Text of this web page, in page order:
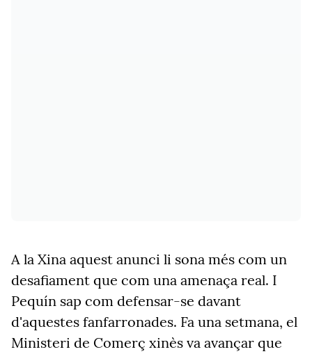
A la Xina aquest anunci li sona més com un
desafiament que com una amenaça real. I
Pequín sap com defensar-se davant
d'aquestes fanfarronades. Fa una setmana, el
Ministeri de Comerç xinès va avançar que